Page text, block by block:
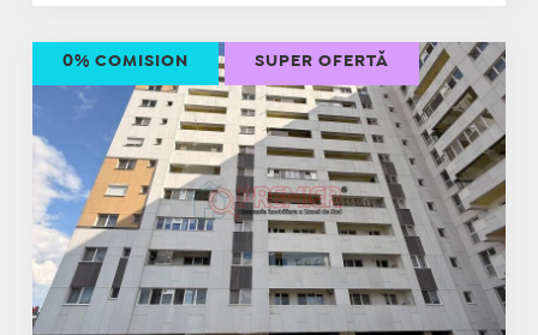
0% COMISION SUPER OFERTĂ